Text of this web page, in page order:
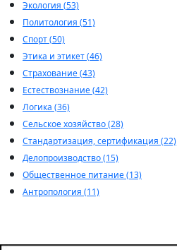
Экология (53)
Политология (51)
Спорт (50)
Этика и этикет (46)
Страхование (43)
Естествознание (42)
Логика (36)
Сельское хозяйство (28)
Стандартизация, сертификация (22)
Делопроизводство (15)
Общественное питание (13)
Антропология (11)